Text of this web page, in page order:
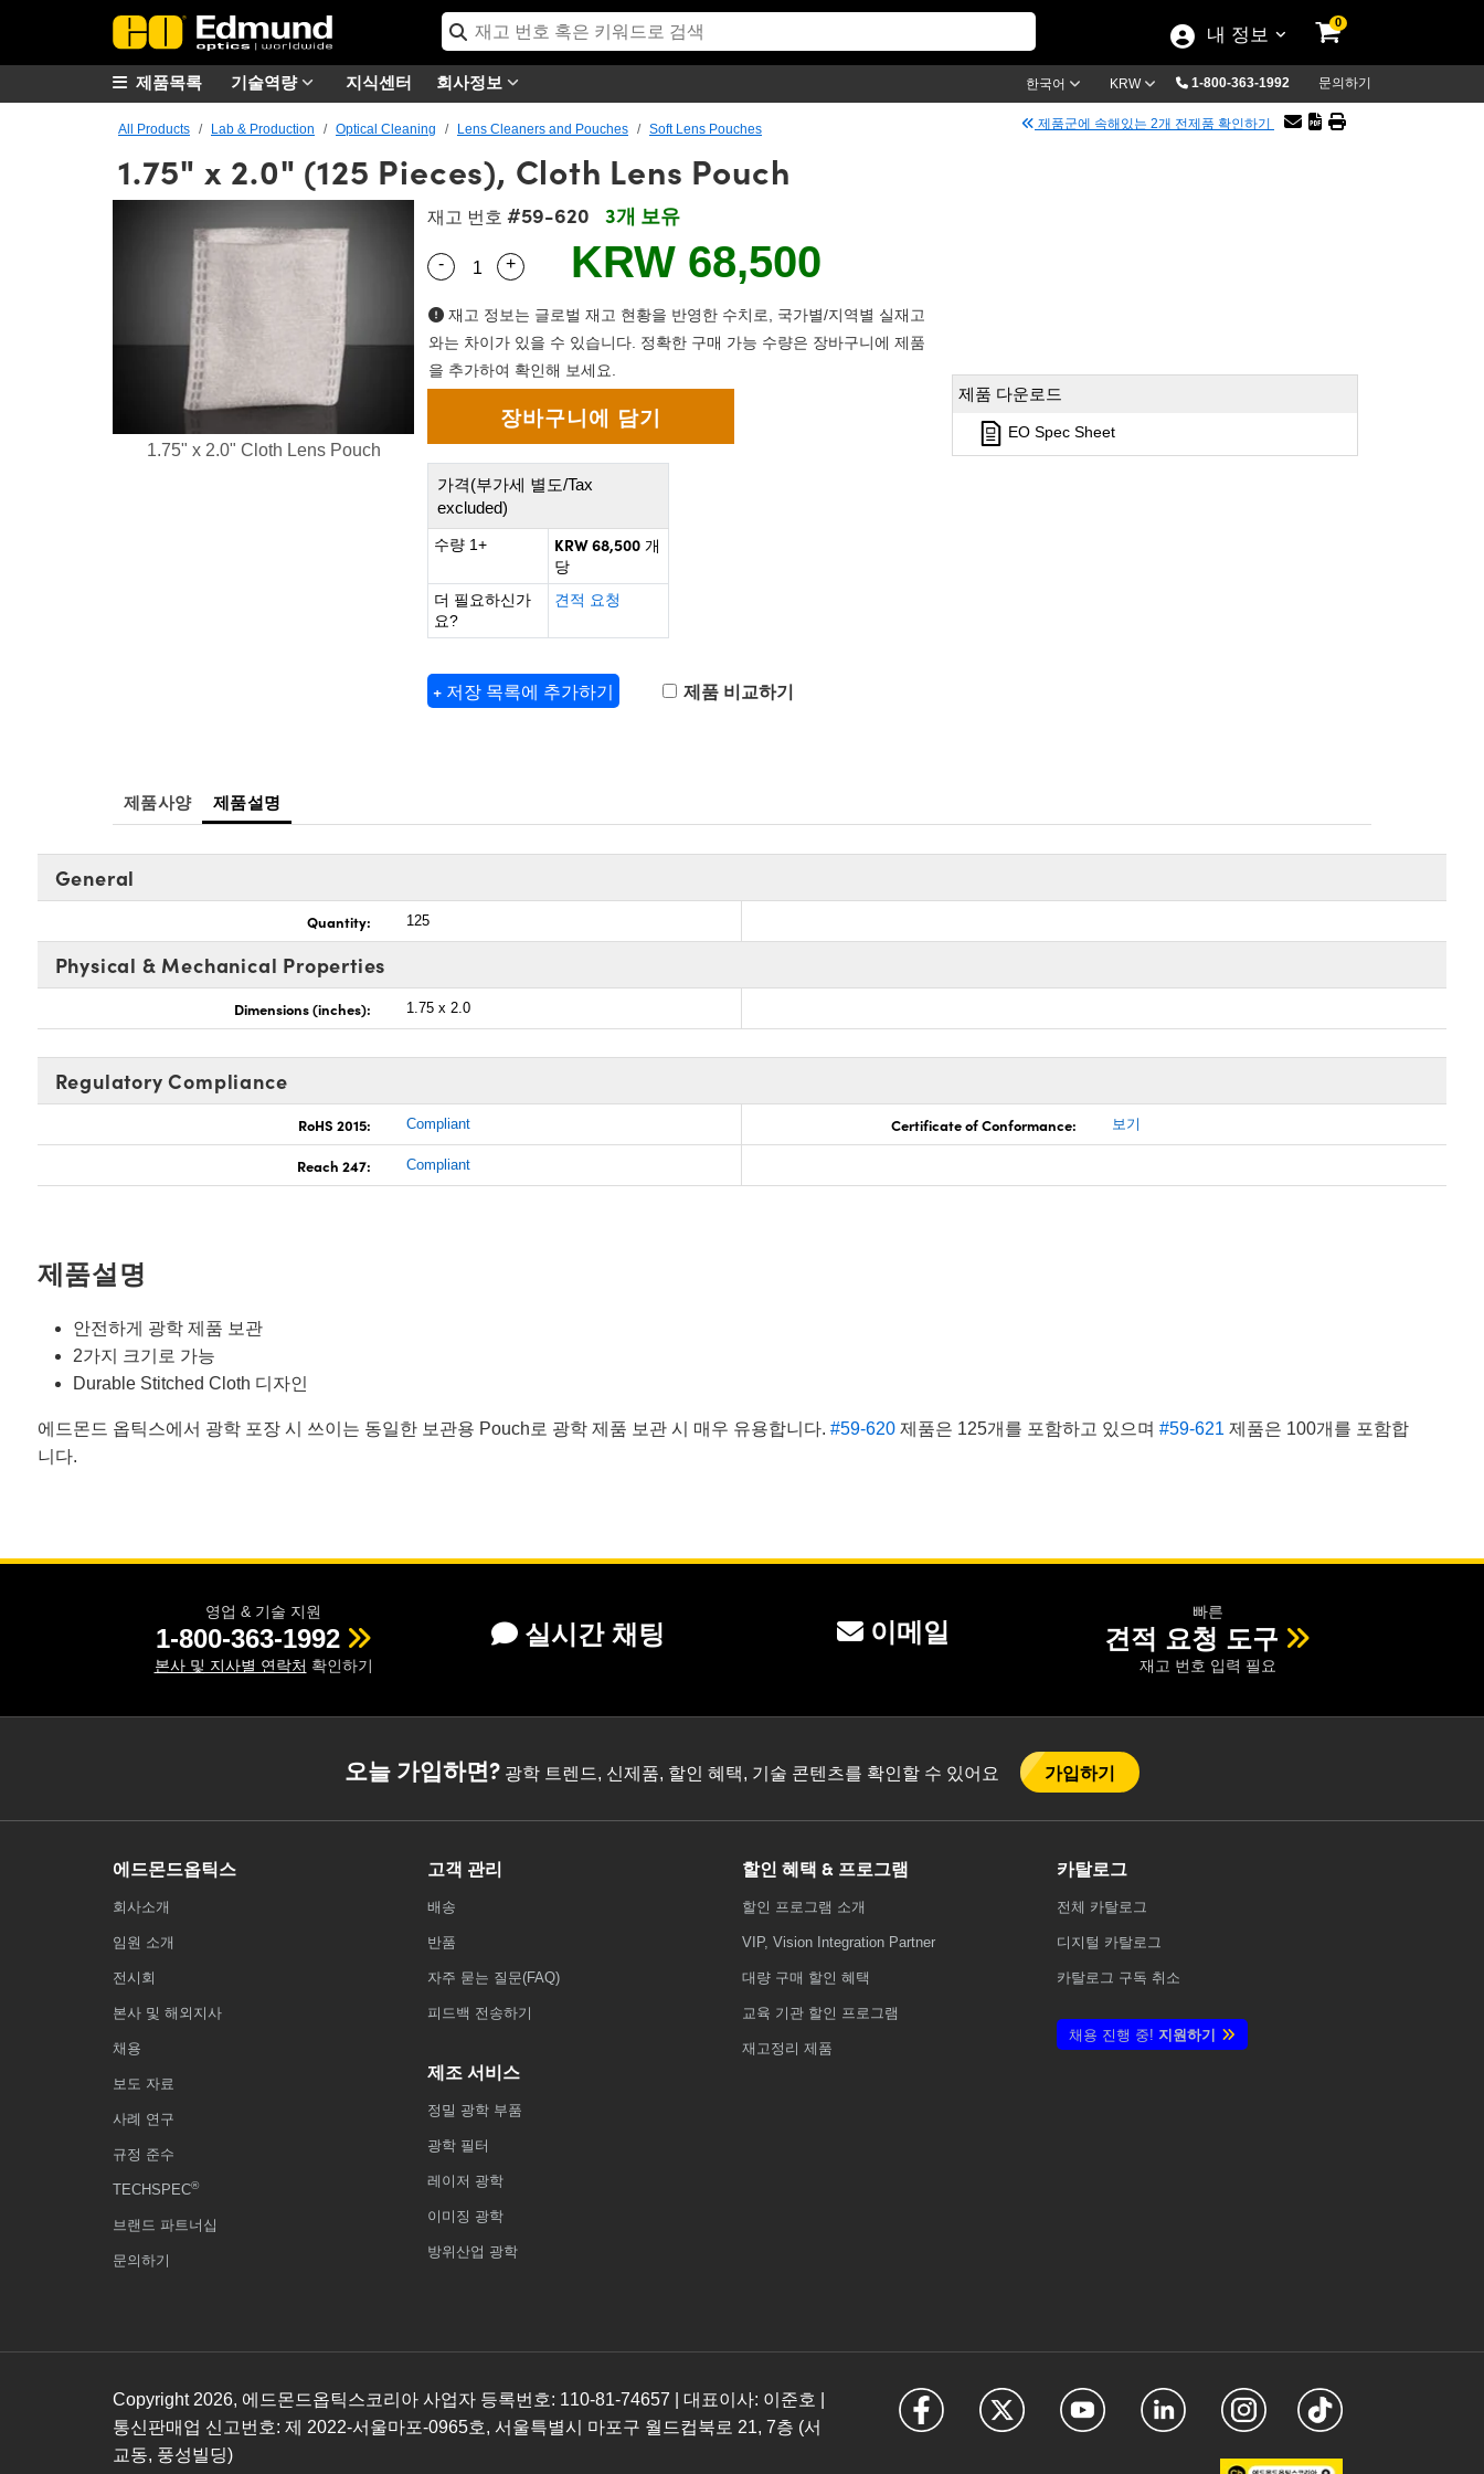
내 정보
0
기술역량 지식센터 회사정보 한국어 KRW 1-800-363-1992 문의하기
제품목록
All Products Lab & Production Optical Cleaning Lens Cleaners and Pouches Soft Lens Pouches 제품군에 속해있는 2개 전제품 확인하기
1.75" x 2.0" (125 Pieces), Cloth Lens Pouch
1.75" x 2.0" Cloth Lens Pouch
재고 번호 #59-620 3개 보유
Quantity Selector
- Use the plus and minus buttons to adjust the quantity.
+ KRW 68,500
재고 정보는 글로벌 재고 현황을 반영한 수치로, 국가별/지역별 실재고
와는 차이가 있을 수 있습니다. 정확한 구매 가능 수량은 장바구니에 제품
을 추가하여 확인해 보세요.
가격(부가세 별도/Tax
excluded)
수량 1+ KRW 68,500 개
당
더 필요하신가
요?
견적 요청
+ 저장 목록에 추가하기 제품 비교하기
제품 다운로드
EO Spec Sheet
제품사양 제품설명
General
Quantity: 125
Physical & Mechanical Properties
Dimensions (inches): 1.75 x 2.0
Regulatory Compliance
RoHS 2015: Compliant Certificate of Conformance: 보기
Reach 247: Compliant
제품설명
안전하게 광학 제품 보관
2가지 크기로 가능
Durable Stitched Cloth 디자인
에드몬드 옵틱스에서 광학 포장 시 쓰이는 동일한 보관용 Pouch로 광학 제품 보관 시 매우 유용합니다. #59-620제품은 125개를 포함하고 있으며 #59-621 제품은 100개를 포함합
니다.
영업 & 기술 지원
1-800-363-1992
본사 및 지사별 연락처 확인하기
실시간 채팅 이메일
빠른
견적 요청 도구
재고 번호 입력 필요
오늘 가입하면?광학 트렌드, 신제품, 할인 혜택, 기술 콘텐츠를 확인할 수 있어요 가입하기
에드몬드옵틱스
회사소개
임원 소개
전시회
본사 및 해외지사
채용
보도 자료
사례 연구
규정 준수
TECHSPEC®
브랜드 파트너십
문의하기
고객 관리
배송
반품
자주 묻는 질문(FAQ)
피드백 전송하기
제조 서비스
정밀 광학 부품
광학 필터
레이저 광학
이미징 광학
방위산업 광학
할인 혜택 & 프로그램
할인 프로그램 소개
VIP, Vision Integration Partner
대량 구매 할인 혜택
교육 기관 할인 프로그램
재고정리 제품
카탈로그
전체 카탈로그
디지털 카탈로그
카탈로그 구독 취소
채용 진행 중! 지원하기
Copyright 2026, 에드몬드옵틱스코리아 사업자 등록번호: 110-81-74657 | 대표이사: 이준호 |
통신판매업 신고번호: 제 2022-서울마포-0965호, 서울특별시 마포구 월드컵북로 21, 7층 (서
교동, 풍성빌딩)